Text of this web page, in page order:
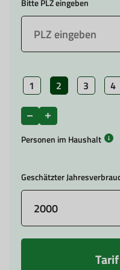
Bitte PLZ eingeben
1 2 3 4
Personen im Haushalt
Geschätzter